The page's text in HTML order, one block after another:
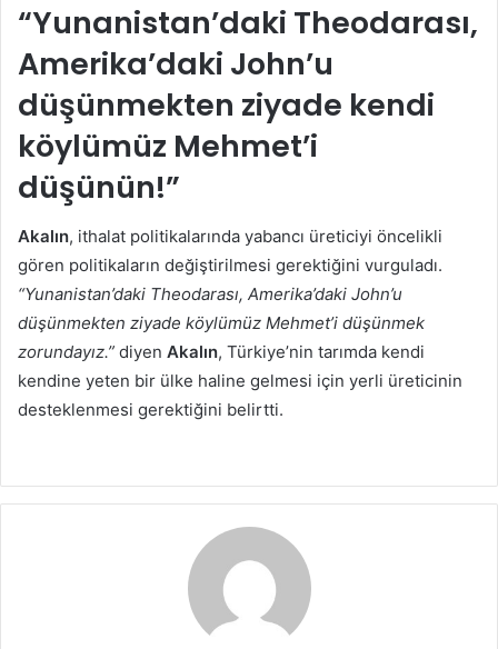
“Yunanistan’daki Theodarası,
Amerika’daki John’u
düşünmekten ziyade kendi
köylümüz Mehmet’i
düşünün!”
Akalın, ithalat politikalarında yabancı üreticiyi öncelikli
gören politikaların değiştirilmesi gerektiğini vurguladı.
“Yunanistan’daki Theodarası, Amerika’daki John’u
düşünmekten ziyade köylümüz Mehmet’i düşünmek
zorundayız.” diyen Akalın, Türkiye’nin tarımda kendi
kendine yeten bir ülke haline gelmesi için yerli üreticinin
desteklenmesi gerektiğini belirtti.